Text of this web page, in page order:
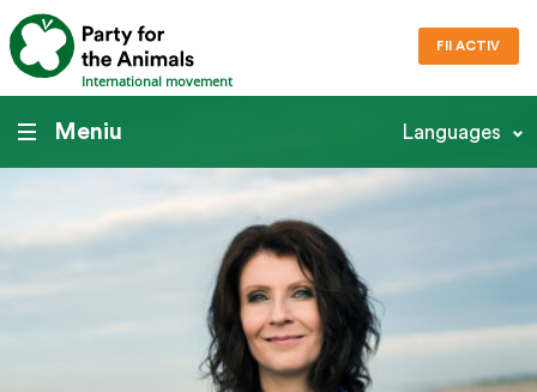
International movement
FII ACTIV
Meniu Languages